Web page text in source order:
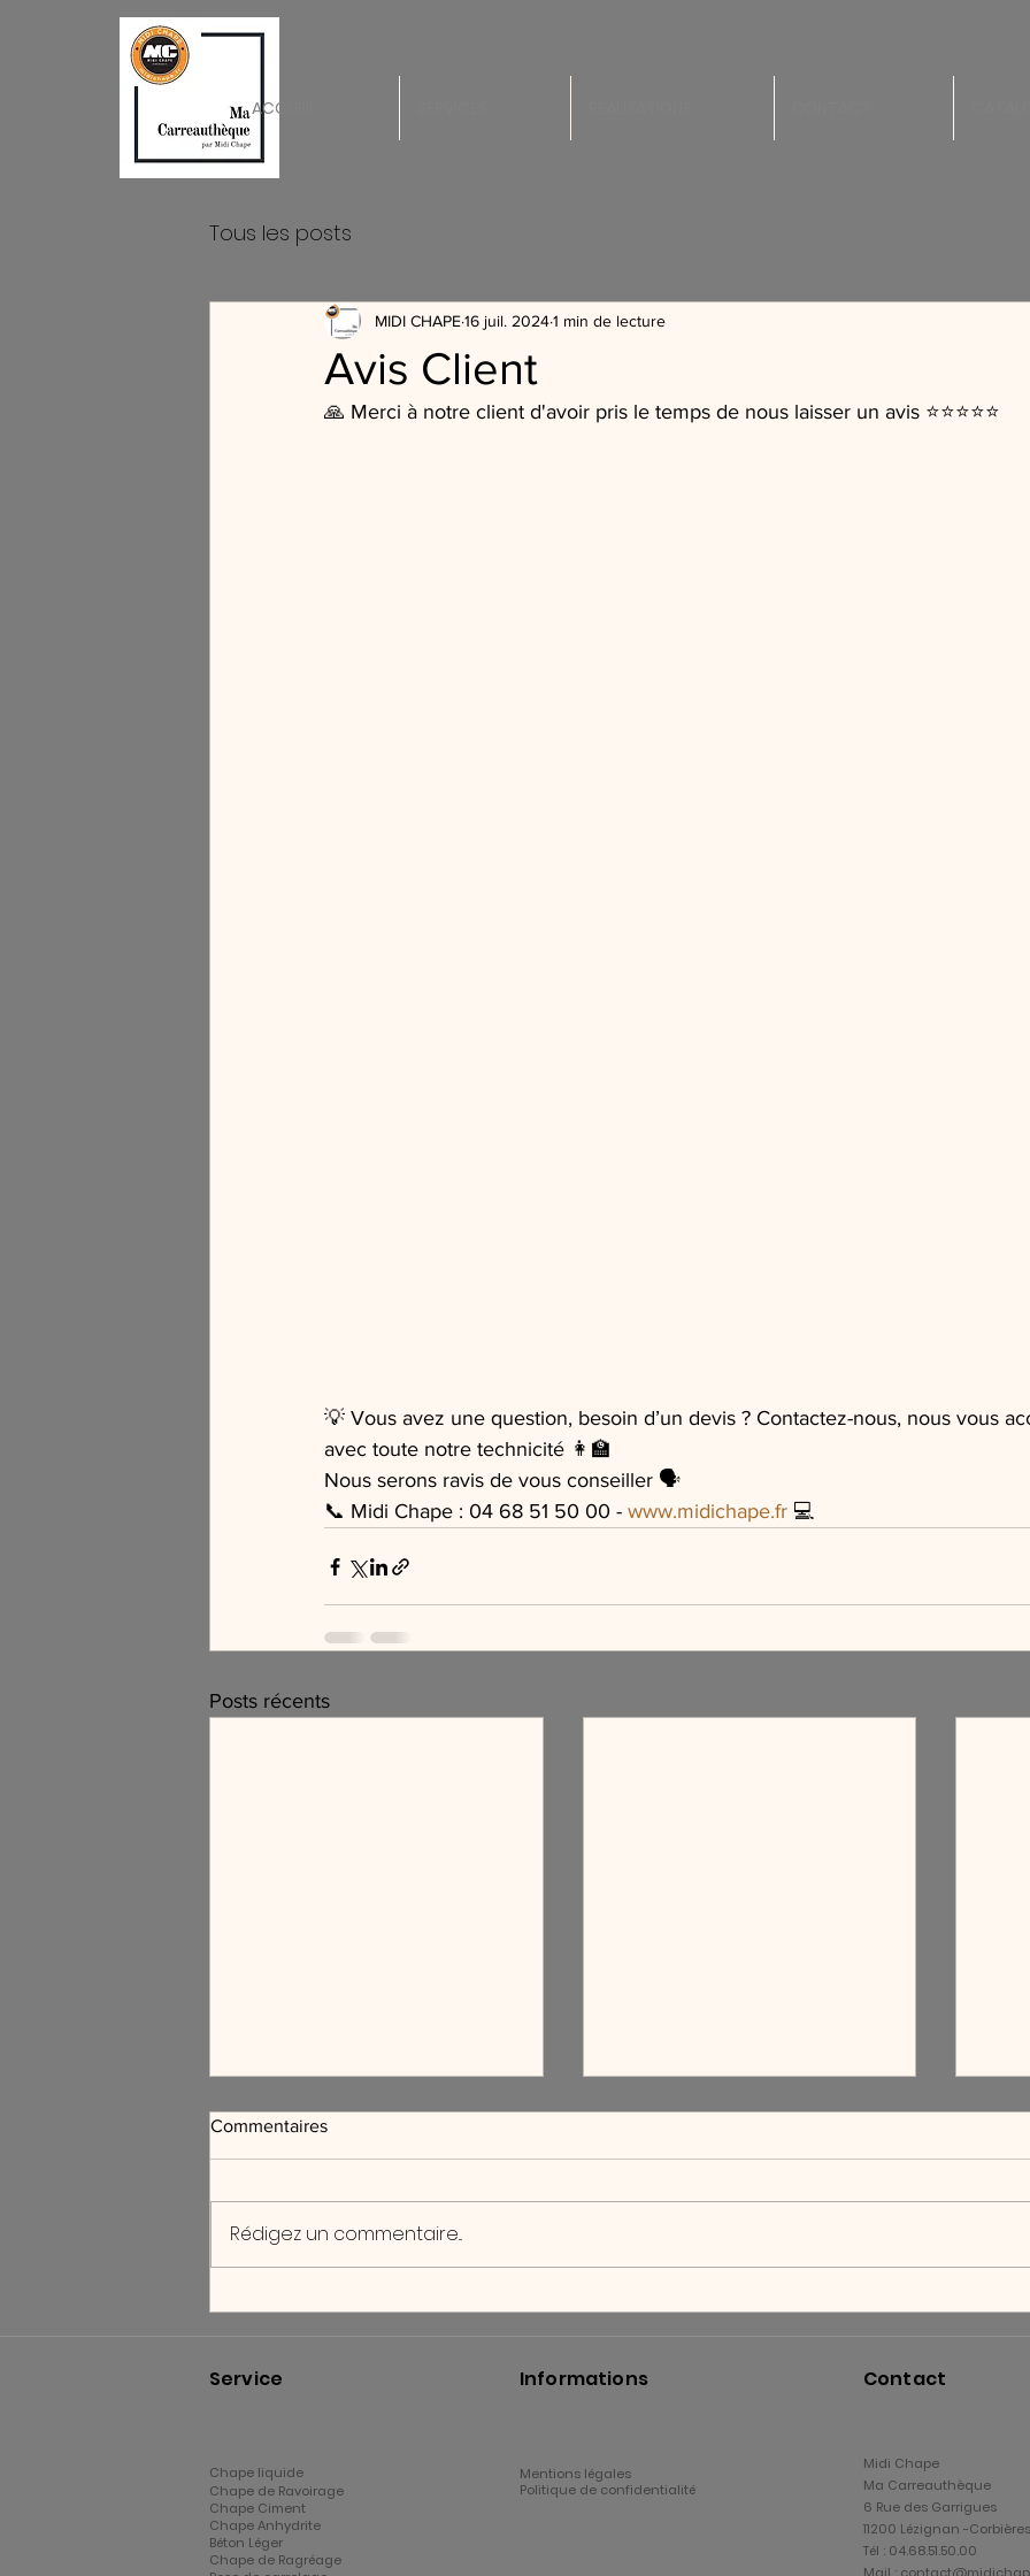
ACCUEIL
Tous les posts
Avis Client
MIDI CHAPE16 juil. 20241 min de lecture
🙏 Merci à notre client d'avoir pris le temps de nous laisser un avis ⭐️⭐️⭐️⭐️⭐️
💡 Vous avez une question, besoin d’un devis ? Contactez-nous, nous vous
avec toute notre technicité 👩‍🏫
Nous serons ravis de vous conseiller 🗣
📞 Midi Chape : 04 68 51 50 00 - www.midichape.fr 💻
Posts récents
Commentaires
Rédigez un commentaire...
Service
Chape liquide
Chape de Ravoirage
Informations
Mentions légales
Politique de confidentialité
Chape Ciment
Chape Anhydrite
Béton Léger
Chape de Ragréage
Contact
Midi Chape
Ma Carreauthèque
6 Rue des Garrigues
11200 Lézignan -Corbières
Tél : 04.68.51.50.00